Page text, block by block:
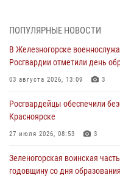
05 августа 2026, 04:52 1
В Красноярске сотрудники
задержали подозреваемого в
04 августа 2026, 09:57
Сотрудники Росгвардии
время проведения
04 августа 2026, 08:36
В Красноярске сотрудники
в серии краж из супермаркета
ПОПУЛЯРНЫЕ НОВОСТИ
В Железногорске
Росгвардии отметили день
03 августа 2026, 13:09 3
Росгвардейцы обеспечили
Красноярске
27 июля 2026, 08:53 3
Зеленогорская воинская
годовщину со дня образования